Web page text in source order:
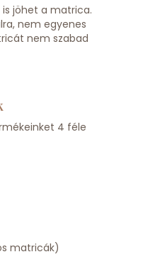
jöhet a matrica.
nem egyenes
nem szabad
4 féle
matricák)